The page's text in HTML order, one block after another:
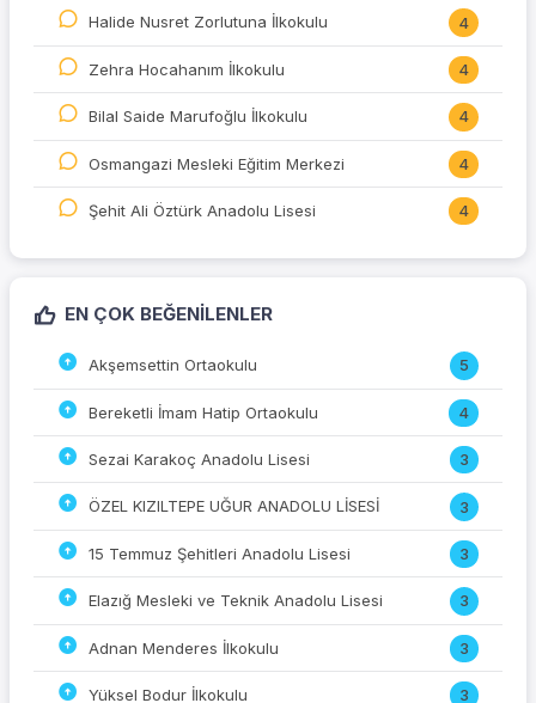
Halide Nusret Zorlutuna İlkokulu 4
Zehra Hocahanım İlkokulu 4
Bilal Saide Marufoğlu İlkokulu 4
Osmangazi Mesleki Eğitim Merkezi 4
Şehit Ali Öztürk Anadolu Lisesi 4
EN ÇOK BEĞENILENLER
Akşemsettin Ortaokulu 5
Bereketli İmam Hatip Ortaokulu 4
Sezai Karakoç Anadolu Lisesi 3
ÖZEL KIZILTEPE UĞUR ANADOLU LİSESİ 3
15 Temmuz Şehitleri Anadolu Lisesi 3
Elazığ Mesleki ve Teknik Anadolu Lisesi 3
Adnan Menderes İlkokulu 3
Yüksel Bodur İlkokulu 3